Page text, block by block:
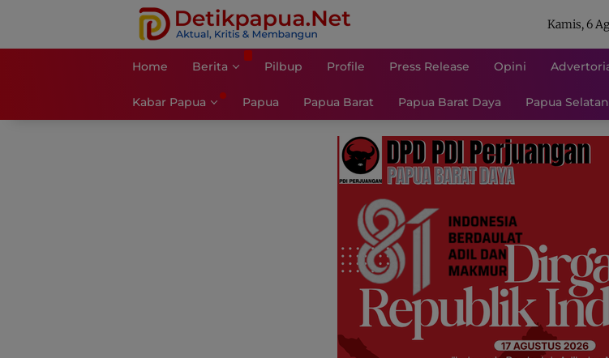
Kamis, 6
Home Berita Pilbup Profile Press Release Opini
Kabar Papua Papua Papua Barat Papua Barat Daya Papua Selatan